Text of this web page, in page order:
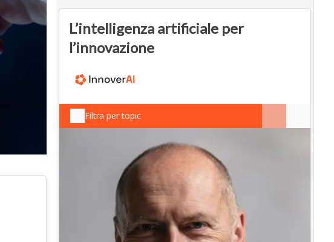
L’intelligenza artificiale per
l’innovazione
Filtra per topic